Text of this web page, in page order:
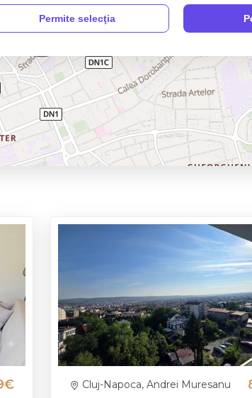
Cluj-Napoca, Andrei Muresanu
Permite selecţia